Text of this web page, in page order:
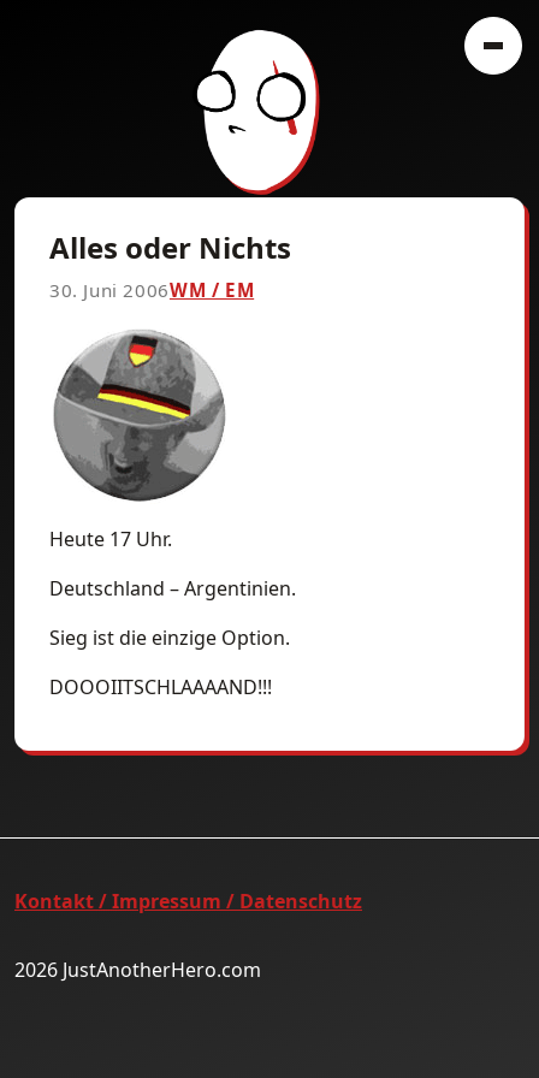
Alles oder Nichts
30. Juni 2006WM / EM
Heute 17 Uhr.
Deutschland – Argentinien.
Sieg ist die einzige Option.
DOOOIITSCHLAAAAND!!!
Kontakt / Impressum / Datenschutz
2026 JustAnotherHero.com